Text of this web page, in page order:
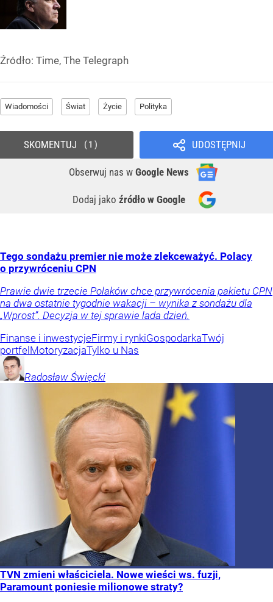
Źródło: Time, The Telegraph
Wiadomości Świat Życie Polityka
UDOSTĘPNIJ
Obserwuj nas w Google News
Dodaj jako źródło w Google
SKOMENTUJ 1
Tego sondażu premier nie może zlekceważyć. Polacy
o przywróceniu CPN
Prawie dwie trzecie Polaków chce przywrócenia pakietu CPN
na dwa ostatnie tygodnie wakacji – wynika z sondażu dla
„Wprost”. Decyzja w tej sprawie lada dzień.
Finanse i inwestycjeFirmy i rynkiGospodarkaTwój
portfelMotoryzacjaTylko u Nas
Radosław Święcki
TVN zmieni właściciela. Nowe wieści ws. fuzji,
Paramount poniesie milionowe straty?